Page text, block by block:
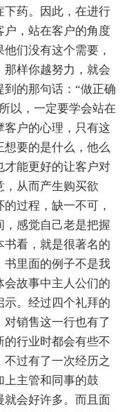
下药。因此，在进行
，站在客户的角度
们没有这个需要，
样你越努力，就会
的那句话：“做正确
以，一定要学会站在
客户的心理，只有这
要的是什么，他么
才能更好的让客户对
，从而产生购买欲
过程，缺一不可，
感觉自己老是把握
看，就是很著名的
书里面的例子不是我
会故事中主人公们的
。经过四个礼拜的
销售这一行也有了
行业时都会有些不
过有了一次经历之
上主管和同事的鼓
会好许多。而且面